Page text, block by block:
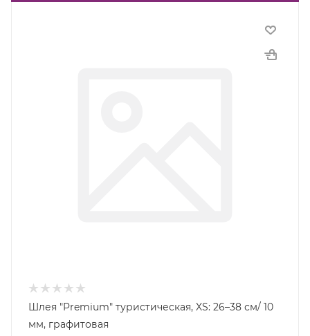
Шлея "Premium" туристическая, XS: 26–38 см/ 10
мм, графитовая